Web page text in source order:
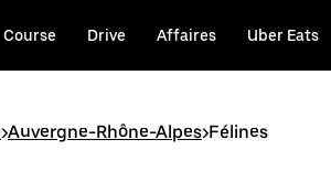
Course Drive Affaires Uber Eats
>Auvergne-Rhône-Alpes>Félines